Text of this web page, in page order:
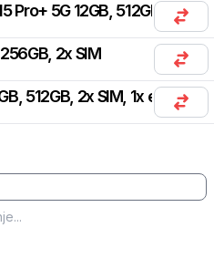
Pro+ 5G 12GB, 512GB, 1x
2x SIM
512GB, 2x SIM, 1x eSIM